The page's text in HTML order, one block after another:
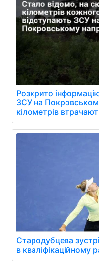
Розкрито
ЗСУ на
кілометрів
Стародубцева
в кваліфікаційному